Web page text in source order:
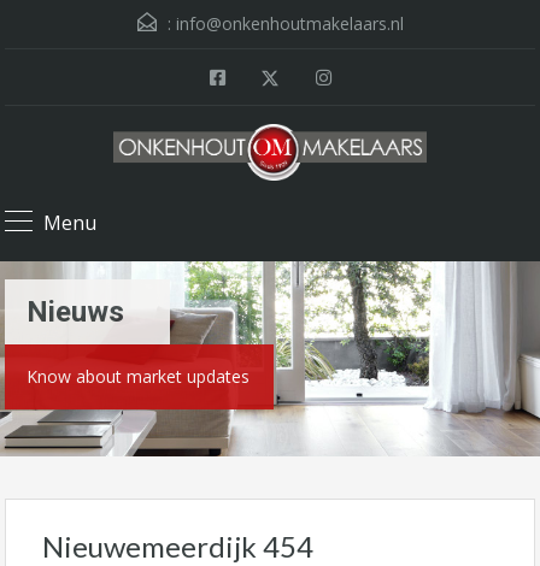
: info@onkenhoutmakelaars.nl
Menu
Nieuws
Know about market updates
Nieuwemeerdijk 454